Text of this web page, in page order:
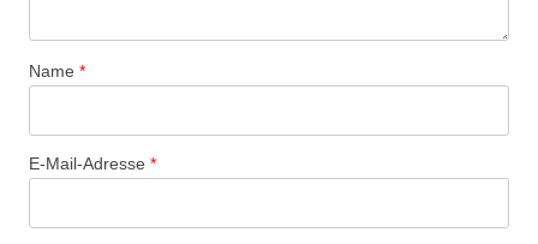
Name *
E-Mail-Adresse *